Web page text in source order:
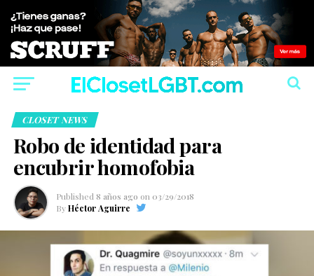
CLOSET NEWS
Robo de identidad para
encubrir homofobia
Published 8 años ago on 03/29/2018
By Héctor Aguirre